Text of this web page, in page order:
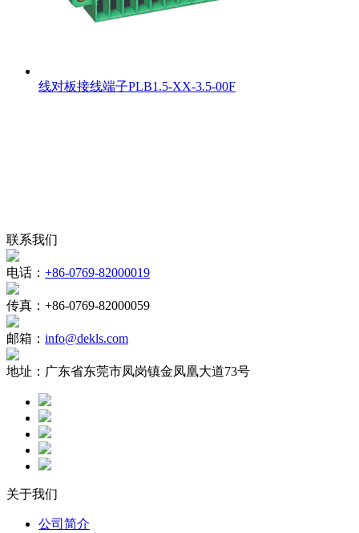
线对板接线端子PLB1.5-XX-3.5-00F
联系我们
电话： +86-0769-82000019
传真： +86-0769-82000059
邮箱： info@dekls.com
地址： 广东省东莞市凤岗镇金凤凰大道73号
关于我们
公司简介